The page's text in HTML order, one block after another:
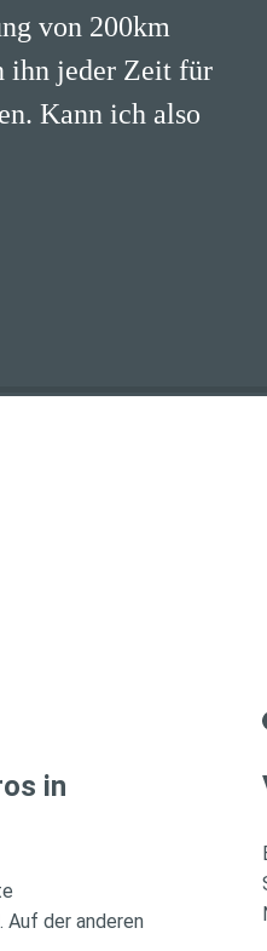
von 200km
ihn jeder Zeit für
Kann ich also
in
Auf der anderen